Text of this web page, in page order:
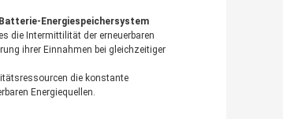
Batterie-Energiespeichersystem
die Intermittilität der erneuerbaren
ihrer Einnahmen bei gleichzeitiger
die konstante
Energiequellen.